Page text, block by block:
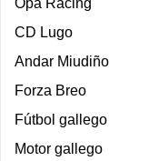
CD Lugo
Andar Miudiño
Forza Breo
Fútbol gallego
Motor gallego